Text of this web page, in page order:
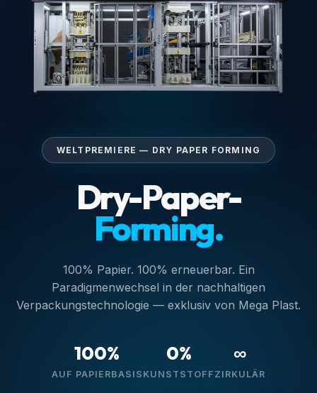
WELTPREMIERE — DRY PAPER FORMING
Dry-Paper-
Forming.
100% Papier. 100% erneuerbar. Ein
Paradigmenwechsel in der nachhaltigen
Verpackungstechnologie — exklusiv von Mega Plast.
100%
AUF PAPIERBASIS
0%
KUNSTSTOFF
∞
ZIRKULÄR